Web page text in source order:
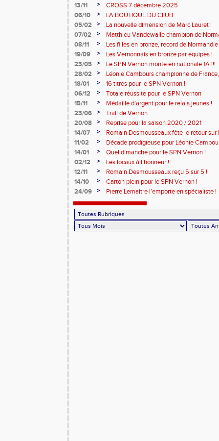
13/11 >
CROSS 7 décembre 2025
06/10
>
LA BOUTIQUE DU CLUB
05/02
>
La nouvelle dimension de Marc Lauret !
07/02
>
Matthieu Vandewalle champion de
08/11
>
Les filles en bronze, record de
19/09
>
Les Vernonnais en bronze par équipes !
23/05
>
Le SPN Vernon monte en nationale 1A !!!
28/02
>
Léonie Cambours championne de
!
18/01 >
16 titres pour le SPN Vernon !
06/12
>
Totale réussite pour le SPN Vernon
15/11
>
Médaille d’argent pour le relais jeunes !
23/06
>
Trail de Vernon
20/08
>
Reprise pour la saison 2020 / 2021
14/07
>
Romain Desmousseaux fête le retour sur
11/02
>
Décade prodigieuse pour Léonie
14/01
>
Quel dimanche pour le SPN Vernon !
02/12
>
Les locaux à l’honneur !
12/11
>
Romain Desmousseaux reçu 5 sur 5 !
14/10
>
Carton plein pour le SPN Vernon !
24/09
> Pierre Lemaître l’emporte en spécialiste !